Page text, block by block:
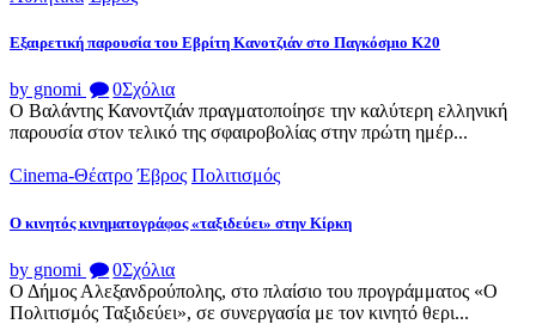
Εξαιρετική παρουσία του Εβρίτη Κανοτζιάν στο Παγκόσμιο Κ20
by gnomi 0Σχόλια
Ο Βαλάντης Κανοντζιάν πραγματοποίησε την καλύτερη ελληνική
παρουσία στον τελικό της σφαιροβολίας στην πρώτη ημέρ...
Cinema-Θέατρο Έβρος Πολιτισμός
Ο κινητός κινηματογράφος «ταξιδεύει» στην Κίρκη
by gnomi 0Σχόλια
Ο Δήμος Αλεξανδρούπολης, στο πλαίσιο του προγράμματος «Ο
Πολιτισμός Ταξιδεύει», σε συνεργασία με τον κινητό θερι...